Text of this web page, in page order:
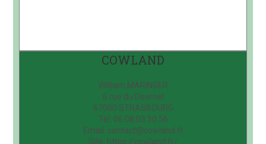
COWLAND
William MARINGER
6 rue du Doernel
67000 STRASBOURG
Tél: 06.08.03.50.56
Email: contact@cowland.fr
Site: https://cowland.fr/